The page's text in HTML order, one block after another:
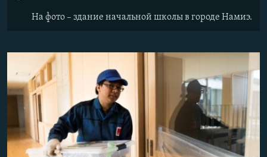
На фото – здание начальной школы в городе Намиэ.